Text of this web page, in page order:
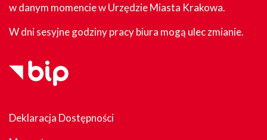
w danym momencie w Urzędzie Miasta Krakowa.
W dni sesyjne godziny pracy biura mogą ulec zmianie.
Deklaracja Dostępności